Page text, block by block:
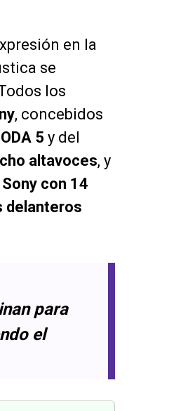
en la
se
los
, concebidos
5 y del
altavoces, y
Sony con 14
delanteros
para
el